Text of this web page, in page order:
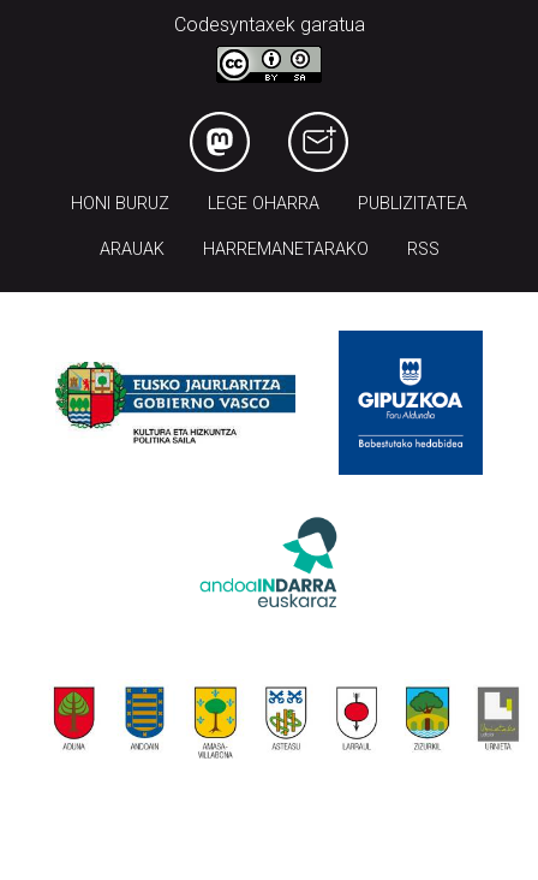
Codesyntaxek garatua
HONI BURUZ LEGE OHARRA PUBLIZITATEA
ARAUAK HARREMANETARAKO RSS